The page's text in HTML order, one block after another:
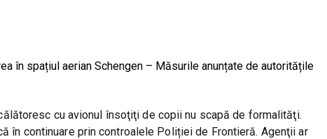
cu avionul însoţiţi de copii nu scapă de formalităţi.
în continuare prin controalele Poliției de Frontieră. Agenţii ar